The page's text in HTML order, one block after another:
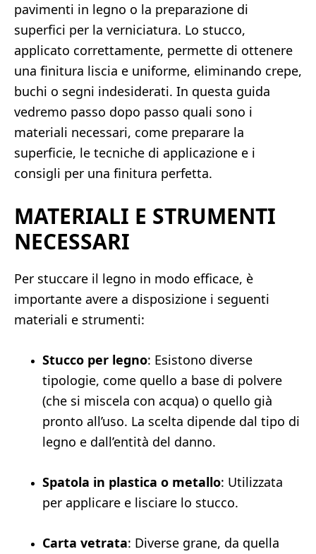
pavimenti in legno o la preparazione di
superfici per la verniciatura. Lo stucco,
applicato correttamente, permette di ottenere
una finitura liscia e uniforme, eliminando crepe,
buchi o segni indesiderati. In questa guida
vedremo passo dopo passo quali sono i
materiali necessari, come preparare la
superficie, le tecniche di applicazione e i
consigli per una finitura perfetta.
MATERIALI E STRUMENTI
NECESSARI
Per stuccare il legno in modo efficace, è
importante avere a disposizione i seguenti
materiali e strumenti:
Stucco per legno: Esistono diverse
tipologie, come quello a base di polvere
(che si miscela con acqua) o quello già
pronto all’uso. La scelta dipende dal tipo di
legno e dall’entità del danno.
Spatola in plastica o metallo: Utilizzata
per applicare e lisciare lo stucco.
Carta vetrata: Diverse grane, da quella